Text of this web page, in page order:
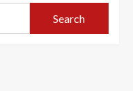
Search